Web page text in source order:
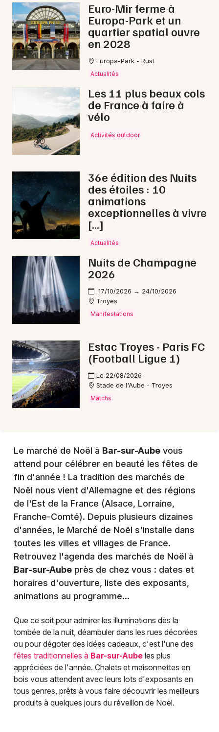
Sorties & loisirs
Marché de Noël dans l' Aube
Marché de Noël en Champagne-Ardenne
Marché de Noël dans le Grand Est
Newsletter des sorties
Actus à Bar-sur-Aube
Magazine à Bar-sur-Aube
10 - Aube
Mon email
Euro-Mir ferme à
Europa-Park et un
quartier spatial ouvre
en 2028
Europa-Park - Rust
Actualités
Les 11 plus beaux cols
de France à faire à
vélo
Activités outdoor
36e édition des Nuits
des étoiles : 10
animations
exceptionnelles à vivre
[…]
Actualités
Nuits de Champagne
2026
17/10/2026 → 24/10/2026
Troyes
Manifestations
Estac Troyes - Paris FC
(Football Ligue 1)
Le 22/08/2026
Stade de l'Aube - Troyes
Matchs
Le marché de Noël à Bar-sur-Aube vous
attend pour célébrer en beauté les fêtes de
fin d'année ! La tradition des marchés de
Noël nous vient d'Allemagne et des régions
de l'Est de la France (Alsace, Lorraine,
Franche-Comté). Depuis plusieurs dizaines
d'années, le Marché de Noël s'installe dans
toutes les villes et villages de France.
Retrouvez l'agenda des marchés de Noël à
Bar-sur-Aube près de chez vous : dates et
horaires d'ouverture, liste des exposants,
animations au programme...
Que ce soit pour admirer les illuminations dès la
tombée de la nuit, déambuler dans les rues décorées
ou pour dégoter des idées cadeaux, c'est l'une des
fêtes traditionnelles à Bar-sur-Aube les plus
appréciées de l'année. Chalets et maisonnettes en
bois vous attendent avec leurs lots d'exposants en
tous genres, prêts à vous faire découvrir les meilleurs
produits à quelques jours du réveillon de Noël.